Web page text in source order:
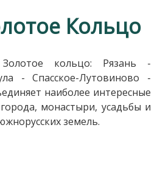
Кольцо
кольцо: Рязань -
- Спасское-Лутовиново -
наиболее интересные
монастыри, усадьбы и
земель.